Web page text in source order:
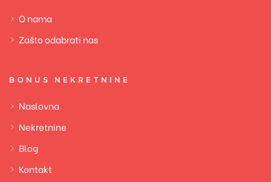
O nama
Zašto odabrati nas
BONUS NEKRETNINE
Naslovna
Nekretnine
Blog
Kontakt